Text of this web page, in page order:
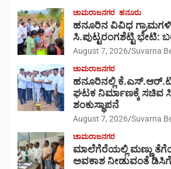
ಚಾಮರಾಜನಗರ ಹನೂರು
ಹನೂರಿನ ವಿವಿಧ
ಸಿ.ಪುಟ್ಟರಂಗಶೆಟ್ಟಿ ಭೇಟಿ:
August 7, 2026 Suvarna
ಚಾಮರಾಜನಗರ
ಹನೂರಿನಲ್ಲಿ
ಘಟಕ ನಿರ್ಮಾಣಕ್ಕೆ ಸಚಿವ
ಶಂಕುಸ್ಥಾಪನೆ
August 7, 2026 Suvarna
ಚಾಮರಾಜನಗರ
ಮಾಲೆಗೆರೆಯಲ್ಲಿ ಮಣ್ಣು
ಅವಕಾಶ ನೀಡುವಂತೆ